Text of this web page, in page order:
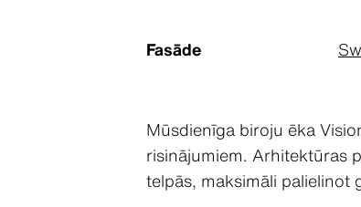
Fasāde
Mūsdienīga biroju ēka
risinājumiem. Arhitektūras
telpās, maksimāli palielinot